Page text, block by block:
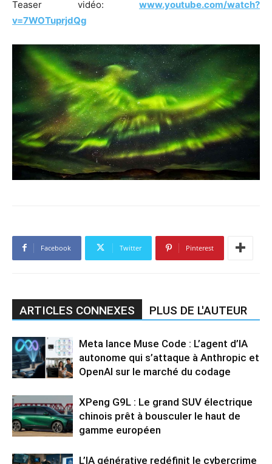
Teaser vidéo: www.youtube.com/watch?
v=7WOTuprjdQg
Facebook Twitter Pinterest
ARTICLES CONNEXES PLUS DE L'AUTEUR
Meta lance Muse Code : L’agent d’IA
autonome qui s’attaque à Anthropic et
OpenAI sur le marché du codage
XPeng G9L : Le grand SUV électrique
chinois prêt à bousculer le haut de
gamme européen
L’IA générative redéfinit le cybercrime